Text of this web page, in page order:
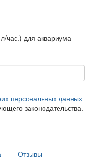
час.) для аквариума
персональных данных
законодательства.
Отзывы